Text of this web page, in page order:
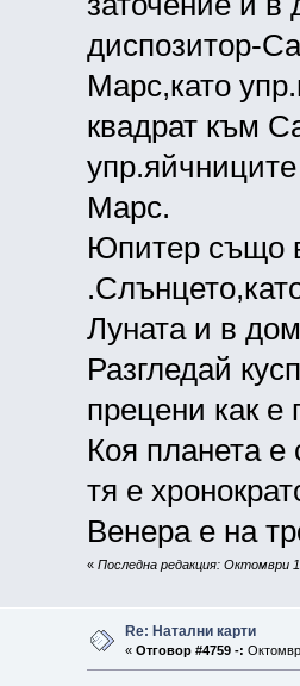
диспозитор-
Марс,като
квадрат към
Марс.
Юпитер също
Луната и в
Разгледай
прецени как е
Коя планета е
тя е
Венера е на
« Последна редакция: Октомври
Re: Натални карти
« Отговор #4759 -: